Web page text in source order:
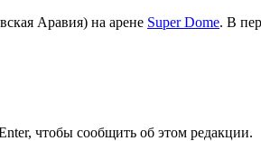
Аравия) на арене Super Dome. В
чтобы сообщить об этом редакции.